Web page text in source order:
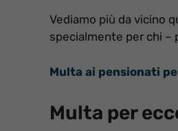
Vediamo più da vicino
specialmente per chi –
Multa ai pensionati
Multa per